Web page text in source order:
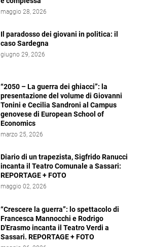
maggio 28, 2026
Il paradosso dei giovani in politica: il
caso Sardegna
giugno 29, 2026
“2050 – La guerra dei ghiacci”: la
presentazione del volume di Giovanni
Tonini e Cecilia Sandroni al Campus
genovese di European School of
Economics
marzo 25, 2026
Diario di un trapezista, Sigfrido Ranucci
incanta il Teatro Comunale a Sassari:
REPORTAGE + FOTO
maggio 02, 2026
“Crescere la guerra”: lo spettacolo di
Francesca Mannocchi e Rodrigo
D'Erasmo incanta il Teatro Verdi a
Sassari. REPORTAGE + FOTO